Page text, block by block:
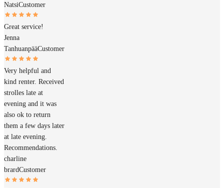
NatsiCustomer
Great service!
Jenna
TanhuanpääCustomer
Very helpful and
kind renter. Received
strolles late at
evening and it was
also ok to return
them a few days later
at late evening.
Recommendations.
charline
brardCustomer